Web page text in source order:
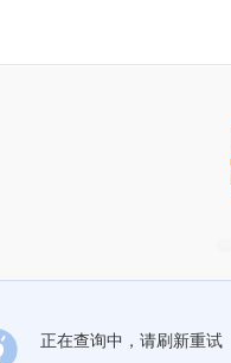
正在查询中，请刷新重试